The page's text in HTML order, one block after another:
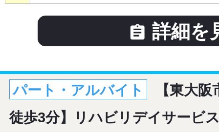
 詳細を
パート・アルバイト
【東大
徒歩3分】リハビリデイサービ